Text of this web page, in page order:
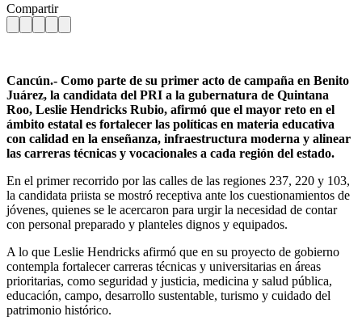
Compartir
Cancún.- Como parte de su primer acto de campaña en Benito
Juárez, la candidata del PRI a la gubernatura de Quintana
Roo, Leslie Hendricks Rubio, afirmó que el mayor reto en el
ámbito estatal es fortalecer las políticas en materia educativa
con calidad en la enseñanza, infraestructura moderna y alinear
las carreras técnicas y vocacionales a cada región del estado.
En el primer recorrido por las calles de las regiones 237, 220 y 103,
la candidata priista se mostró receptiva ante los cuestionamientos de
jóvenes, quienes se le acercaron para urgir la necesidad de contar
con personal preparado y planteles dignos y equipados.
A lo que Leslie Hendricks afirmó que en su proyecto de gobierno
contempla fortalecer carreras técnicas y universitarias en áreas
prioritarias, como seguridad y justicia, medicina y salud pública,
educación, campo, desarrollo sustentable, turismo y cuidado del
patrimonio histórico.